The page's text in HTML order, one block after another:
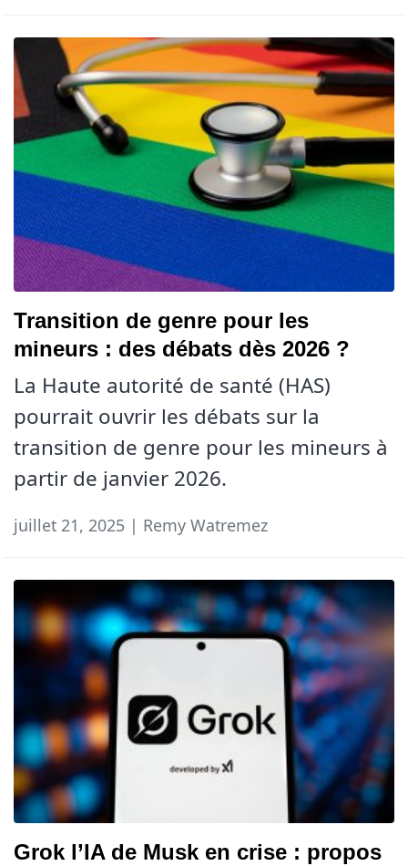
Transition de genre pour les
mineurs : des débats dès 2026 ?
La Haute autorité de santé (HAS)
pourrait ouvrir les débats sur la
transition de genre pour les mineurs à
partir de janvier 2026.
juillet 21, 2025 | Remy Watremez
Grok l’IA de Musk en crise : propos